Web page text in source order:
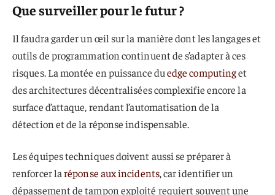
Que surveiller pour le futur ?
Il faudra garder un œil sur la manière dont les langages et
outils de programmation continuent de s’adapter à ces
risques. La montée en puissance duedge computinget
des architectures décentralisées complexifie encore la
surface d’attaque, rendant l’automatisation de la
détection et de la réponse indispensable.
Les équipes techniques doivent aussi se préparer à
renforcer laréponse aux incidents, car identifier un
dépassement de tampon exploité requiert souvent une